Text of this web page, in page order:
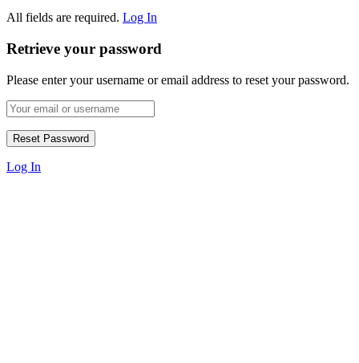
All fields are required. Log In
Retrieve your password
Please enter your username or email address to reset your password.
Log In